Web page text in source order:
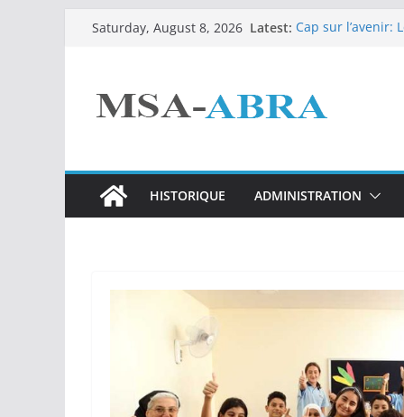
Saturday, August 8, 2026 Latest: Cap sur l’avenir:
الثانية – فرنسي
HISTORIQUE ADMINISTRATION